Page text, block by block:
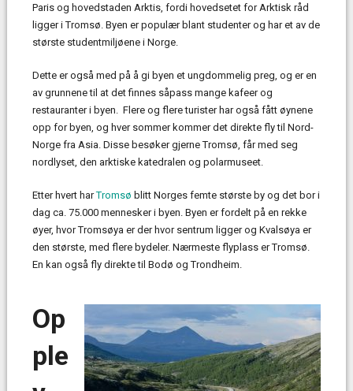
Paris og hovedstaden Arktis, fordi hovedsetet for Arktisk råd
ligger i Tromsø. Byen er populær blant studenter og har et av de
største studentmiljøene i Norge.
Dette er også med på å gi byen et ungdommelig preg, og er en
av grunnene til at det finnes såpass mange kafeer og
restauranter i byen. Flere og flere turister har også fått øynene
opp for byen, og hver sommer kommer det direkte fly til Nord-
Norge fra Asia. Disse besøker gjerne Tromsø, får med seg
nordlyset, den arktiske katedralen og polarmuseet.
Etter hvert harTromsø blitt Norges femte største by og det bor i
dag ca. 75.000 mennesker i byen. Byen er fordelt på en rekke
øyer, hvor Tromsøya er der hvor sentrum ligger og Kvalsøya er
den største, med flere bydeler. Nærmeste flyplass er Tromsø.
En kan også fly direkte til Bodø og Trondheim.
Op
ple